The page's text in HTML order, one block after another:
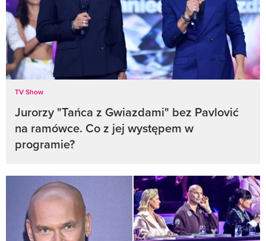
TV Show
Jurorzy "Tańca z Gwiazdami" bez Pavlović
na ramówce. Co z jej występem w
programie?